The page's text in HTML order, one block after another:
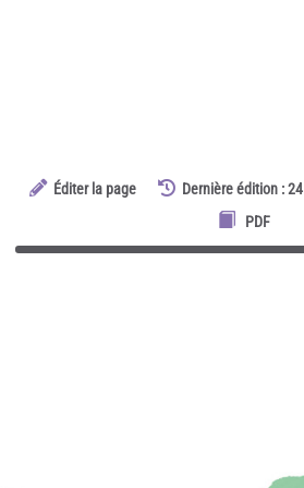
Éditer la page Dernière édition :
PDF